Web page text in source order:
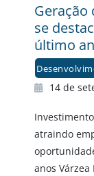
Geração
se
último
14 de
atraindo
anos